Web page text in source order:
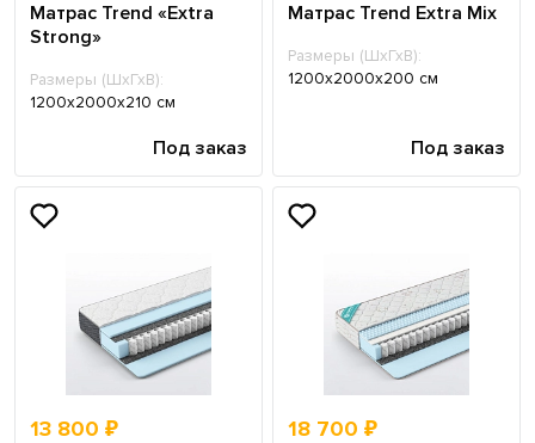
Матрас Trend «Extra
Strong»
Размеры (ШхГхВ):
1200х2000х210 см
Под заказ
Матрас Trend Extra Mix
Размеры (ШхГхВ):
1200х2000х200 см
Под заказ
13 800 ₽ 18 700 ₽